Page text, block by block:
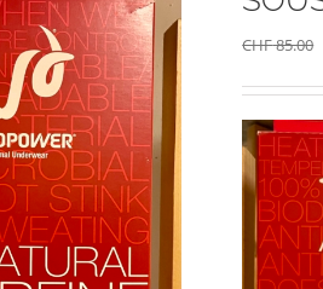
CHF85.00